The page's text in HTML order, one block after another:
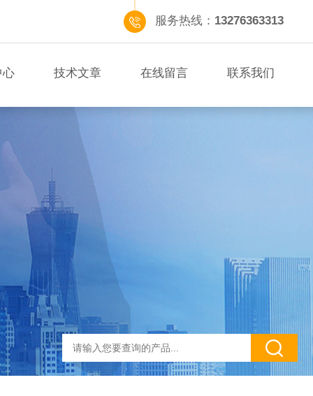
服务热线： 13276363313
心 技术文章 在线留言 联系我们